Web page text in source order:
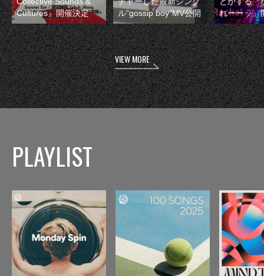
Cultures』開催決定
ル“gossip boy”MV公開
れーーッ』
VIEW MORE
PLAYLIST